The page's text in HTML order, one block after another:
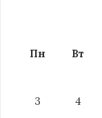
Пн Вт
3
4